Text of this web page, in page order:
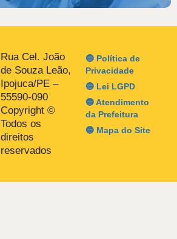
Rua Cel. João
de Souza Leão,
Ipojuca/PE –
55590-090
Copyright ©
Todos os
direitos
reservados
🔵 Política de
Privacidade
🔵 Lei LGPD
🔵 Atendimento
da Prefeitura
🔵 Mapa do Site